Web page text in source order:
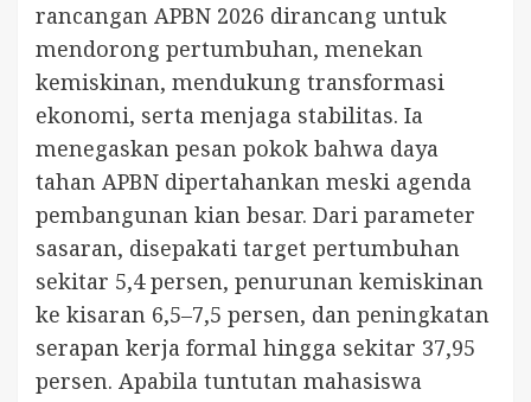
rancangan APBN 2026 dirancang untuk
mendorong pertumbuhan, menekan
kemiskinan, mendukung transformasi
ekonomi, serta menjaga stabilitas. Ia
menegaskan pesan pokok bahwa daya
tahan APBN dipertahankan meski agenda
pembangunan kian besar. Dari parameter
sasaran, disepakati target pertumbuhan
sekitar 5,4 persen, penurunan kemiskinan
ke kisaran 6,5–7,5 persen, dan peningkatan
serapan kerja formal hingga sekitar 37,95
persen. Apabila tuntutan mahasiswa